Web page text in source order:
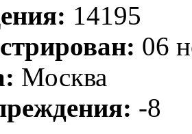
14195
06
Москва
-8